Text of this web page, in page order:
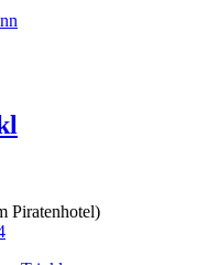
Piratenhotel)